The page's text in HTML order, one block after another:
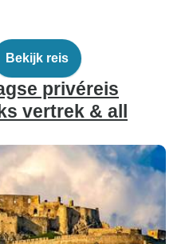
Bekijk reis
privéreis
vertrek & all